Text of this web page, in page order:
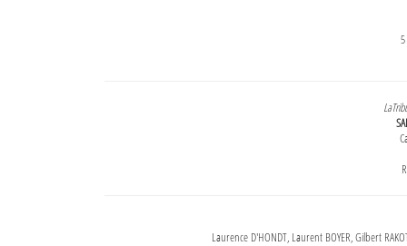
Laurence D'HONDT, Laurent BOYER, Gilbert